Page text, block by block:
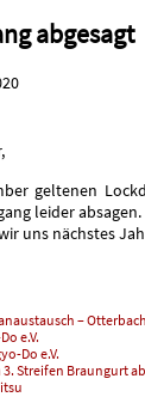
abgesagt
geltenen
leider
uns nächstes
–
e.V.
Do e.V.
Streifen Braungurt ab